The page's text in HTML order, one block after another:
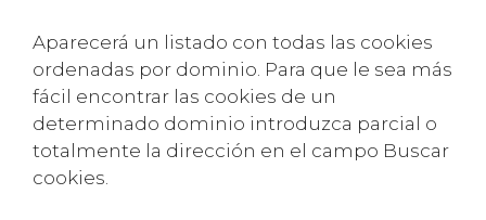
Aparecerá un listado con todas las cookies
ordenadas por dominio. Para que le sea más
fácil encontrar las cookies de un
determinado dominio introduzca parcial o
totalmente la dirección en el campo Buscar
cookies.